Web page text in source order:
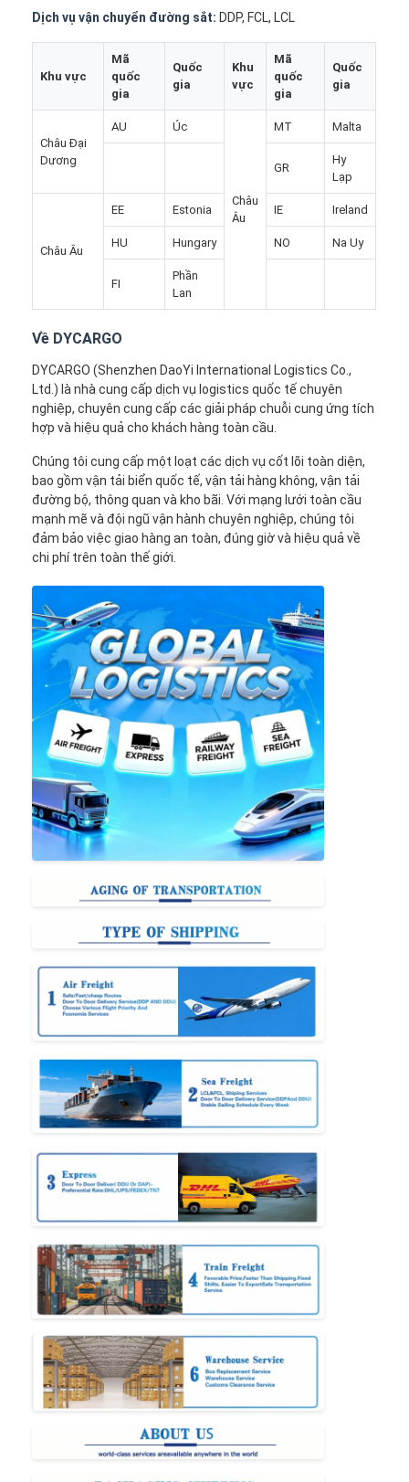
Vận chuyển hàng hóa bằng đường sắt
Gửi đến Amazon
xe tải chở hàng
Dịch vụ lưu trữ
Dịch vụ vận chuyển đường sắt: DDP, FCL, LCL
Khu vực
Mã
quốc
gia
Quốc
gia
Khu
vực
Mã
quốc
gia
Quốc
gia
Châu Đại
Dương
AU Úc
Châu
Âu
MT Malta
GR
Hy
Lạp
Châu Âu
EE Estonia IE Ireland
HU Hungary NO Na Uy
FI
Phần
Lan
Về DYCARGO
DYCARGO (Shenzhen DaoYi International Logistics Co.,
Ltd.) là nhà cung cấp dịch vụ logistics quốc tế chuyên
nghiệp, chuyên cung cấp các giải pháp chuỗi cung ứng tích
hợp và hiệu quả cho khách hàng toàn cầu.
Chúng tôi cung cấp một loạt các dịch vụ cốt lõi toàn diện,
bao gồm vận tải biển quốc tế, vận tải hàng không, vận tải
đường bộ, thông quan và kho bãi. Với mạng lưới toàn cầu
mạnh mẽ và đội ngũ vận hành chuyên nghiệp, chúng tôi
đảm bảo việc giao hàng an toàn, đúng giờ và hiệu quả về
chi phí trên toàn thế giới.